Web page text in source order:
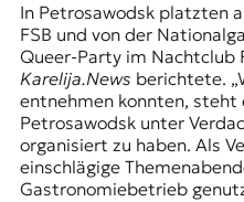
In Petrosawodsk platzten
FSB und von der
Queer-Party im Nachtclub
Karelija.News berichtete.
entnehmen konnten, steht
Petrosawodsk unter
organisiert zu haben. Als
einschlägige
Gastronomiebetrieb